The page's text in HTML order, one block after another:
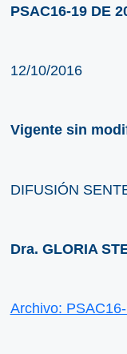
PSAC16-19 DE
12/10/2016
Vigente sin
DIFUSIÓN
Dra. GLORIA
Archivo: